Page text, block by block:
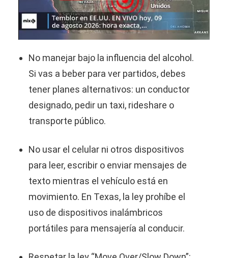
No manejar bajo la influencia del alcohol.
Si vas a beber para ver partidos, debes
tener planes alternativos: un conductor
designado, pedir un taxi, rideshare o
transporte público.
No usar el celular ni otros dispositivos
para leer, escribir o enviar mensajes de
texto mientras el vehículo está en
movimiento. En Texas, la ley prohíbe el
uso de dispositivos inalámbricos
portátiles para mensajería al conducir.